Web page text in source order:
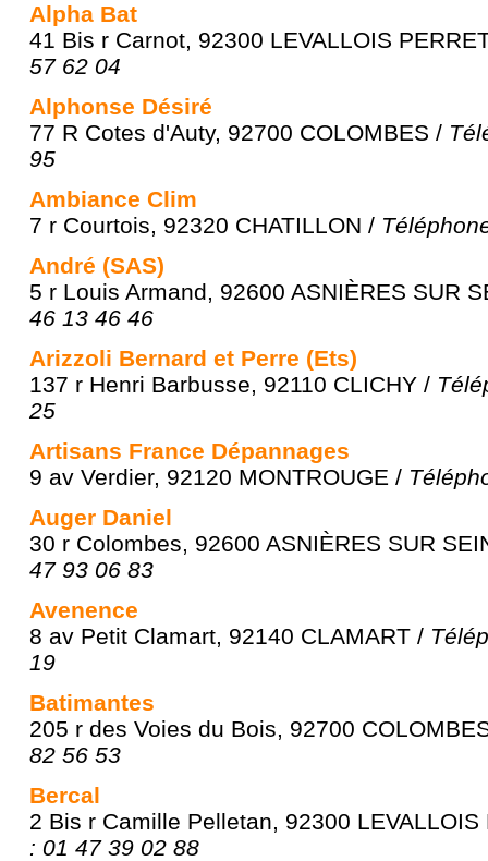
Alpha Bat
41 Bis r Carnot, 92300 LEVALLOIS
57 62 04
Alphonse Désiré
77 R Cotes d'Auty, 92700 COLOMBES /
95
Ambiance Clim
7 r Courtois, 92320 CHATILLON /
André (SAS)
5 r Louis Armand, 92600 ASNIÈRES SUR
46 13 46 46
Arizzoli Bernard et Perre (Ets)
137 r Henri Barbusse, 92110 CLICHY /
25
Artisans France Dépannages
9 av Verdier, 92120 MONTROUGE /
Auger Daniel
30 r Colombes, 92600 ASNIÈRES SUR
47 93 06 83
Avenence
8 av Petit Clamart, 92140 CLAMART /
19
Batimantes
205 r des Voies du Bois, 92700
82 56 53
Bercal
2 Bis r Camille Pelletan, 92300
: 01 47 39 02 88